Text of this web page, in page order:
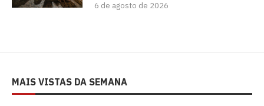
6 de agosto de 2026
MAIS VISTAS DA SEMANA